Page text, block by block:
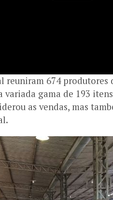
reuniram 674 produtores
variada gama de 193
as vendas, mas